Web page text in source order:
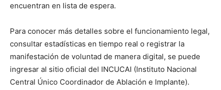
encuentran en lista de espera.
Para conocer más detalles sobre el funcionamiento legal,
consultar estadísticas en tiempo real o registrar la
manifestación de voluntad de manera digital, se puede
ingresar al sitio oficial del INCUCAI (Instituto Nacional
Central Único Coordinador de Ablación e Implante).